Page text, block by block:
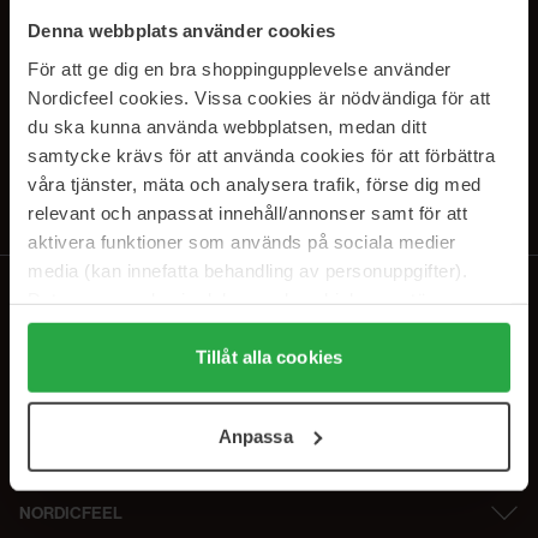
Denna webbplats använder cookies
För att ge dig en bra shoppingupplevelse använder
Nordicfeel cookies. Vissa cookies är nödvändiga för att
du ska kunna använda webbplatsen, medan ditt
samtycke krävs för att använda cookies för att förbättra
våra tjänster, mäta och analysera trafik, förse dig med
relevant och anpassat innehåll/annonser samt för att
aktivera funktioner som används på sociala medier
media (kan innefatta behandling av personuppgifter).
Genom att trycka på "Tillåt alla cookies" accepterar du
alla cookies, medan du under "Detaljer" kan anpassa
användningen av cookies. Du kan när som helst återkalla
samt vår Integritetspolicy.
Tillåt alla cookies
Anpassa
SUBSCRIBE TO OUR
NEWSLETTER
Sähköposti
Tilaamalla hyväksyttietosuojakäytäntömme. Peruuta tilaus milloin
NORDICFEEL